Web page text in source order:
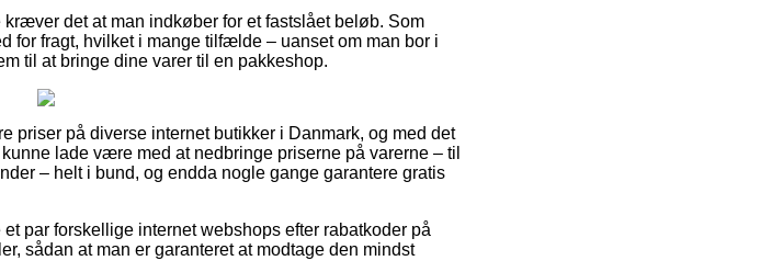
det at man indkøber for et fastslået beløb. Som
for fragt, hvilket i mange tilfælde – uanset om man bor i
til at bringe dine varer til en pakkeshop.
priser på diverse internet butikker i Danmark, og med det
lade være med at nedbringe priserne på varerne – til
– helt i bund, og endda nogle gange garantere gratis
par forskellige internet webshops efter rabatkoder på
sådan at man er garanteret at modtage den mindst